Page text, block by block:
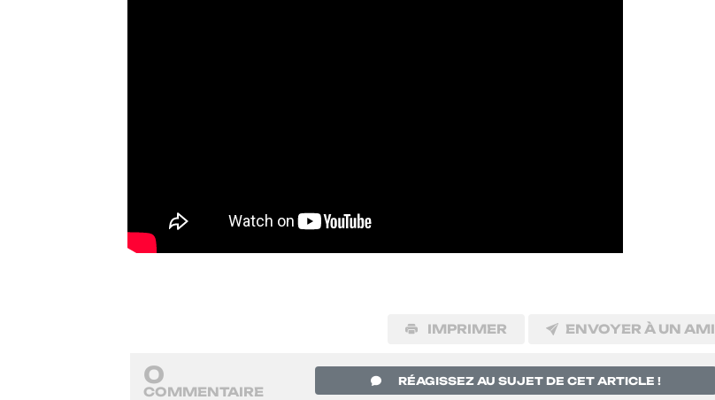
IMPRIMER ENVOYER À UN AMI
0
COMMENTAIRE
RÉAGISSEZ AU SUJET DE CET ARTICLE !